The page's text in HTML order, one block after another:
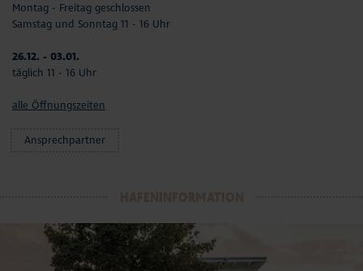
Montag - Freitag geschlossen
Samstag und Sonntag 11 - 16 Uhr
26.12. - 03.01.
täglich 11 - 16 Uhr
alle Öffnungszeiten
Ansprechpartner